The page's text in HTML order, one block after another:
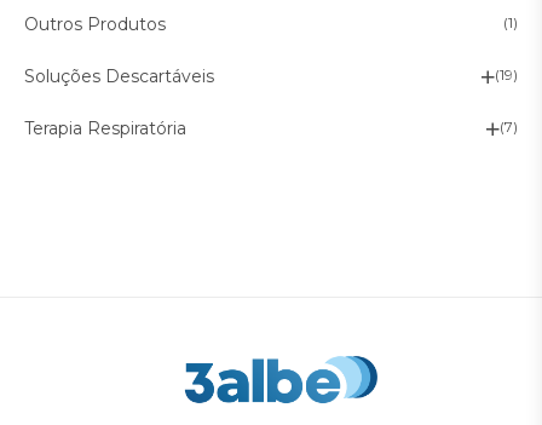
Outros Produtos (1)
Soluções Descartáveis (19)
Terapia Respiratória (7)